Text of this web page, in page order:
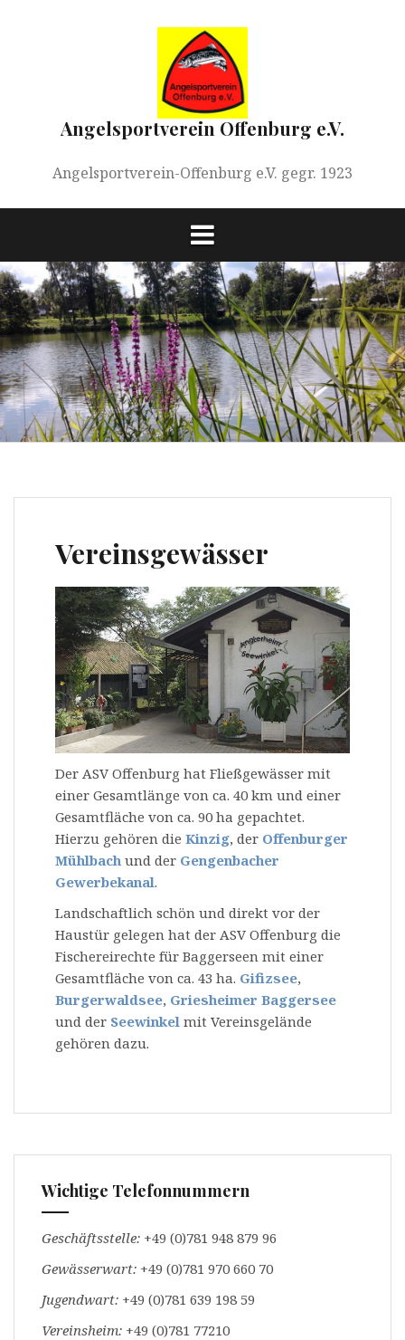
Angelsportverein Offenburg e.V.
Angelsportverein-Offenburg e.V. gegr. 1923
Vereinsgewässer
Der ASV Offenburg hat Fließgewässer mit
einer Gesamtlänge von ca. 40 km und einer
Gesamtfläche von ca. 90 ha gepachtet.
Hierzu gehören die Kinzig, der Offenburger
Mühlbach und der Gengenbacher
Gewerbekanal.
Landschaftlich schön und direkt vor der
Haustür gelegen hat der ASV Offenburg die
Fischereirechte für Baggerseen mit einer
Gesamtfläche von ca. 43 ha. Gifizsee,
Burgerwaldsee, Griesheimer Baggersee
und der Seewinkel mit Vereinsgelände
gehören dazu.
Wichtige Telefonnummern
Geschäftsstelle: +49 (0)781 948 879 96
Gewässerwart: +49 (0)781 970 660 70
Jugendwart: +49 (0)781 639 198 59
Vereinsheim: +49 (0)781 77210